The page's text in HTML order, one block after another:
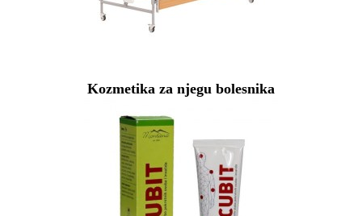
Kozmetika za njegu bolesnika